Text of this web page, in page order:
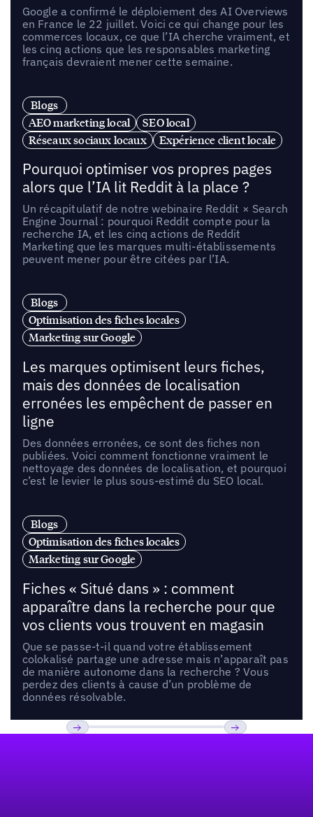
Google a confirmé le déploiement des AI Overviews
en France le 22 juillet. Voici ce qui change pour les
commerces locaux, ce que l’IA cherche vraiment, et
les cinq actions que les responsables marketing
français devraient mener cette semaine.
Blogs
AEO marketing local
SEO local
Réseaux sociaux locaux
Expérience client locale
Pourquoi optimiser vos propres pages
alors que l’IA lit Reddit à la place ?
Un récapitulatif de notre webinaire Reddit × Search
Engine Journal : pourquoi Reddit compte pour la
recherche IA, et les cinq actions de Reddit
Marketing que les marques multi-établissements
peuvent mener pour être citées par l’IA.
Blogs
Optimisation des fiches locales
Marketing sur Google
Les marques optimisent leurs fiches,
mais des données de localisation
erronées les empêchent de passer en
ligne
Des données erronées, ce sont des fiches non
publiées. Voici comment fonctionne vraiment le
nettoyage des données de localisation, et pourquoi
c’est le levier le plus sous-estimé du SEO local.
Blogs
Optimisation des fiches locales
Marketing sur Google
Fiches « Situé dans » : comment
apparaître dans la recherche pour que
vos clients vous trouvent en magasin
Que se passe-t-il quand votre établissement
colokalisé partage une adresse mais n’apparaît pas
de manière autonome dans la recherche ? Vous
perdez des clients à cause d’un problème de
données résolvable.